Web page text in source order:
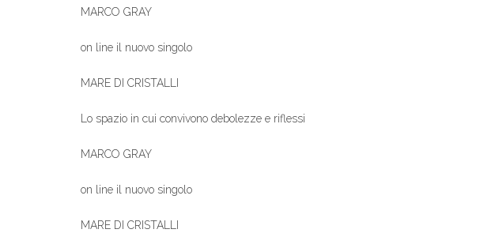
MARCO GRAY
on line il nuovo singolo
MARE DI CRISTALLI
Lo spazio in cui convivono debolezze e riflessi
MARCO GRAY
on line il nuovo singolo
MARE DI CRISTALLI